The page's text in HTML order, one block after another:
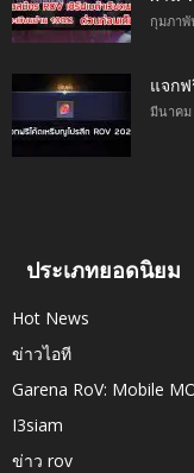
กุมภาพั
แจกฟ
มีนาคม
ประเภทยอดนิยม
Hot News
ข่าวไอที
Garena RoV: Mobile
I3siam
ข่าว rov